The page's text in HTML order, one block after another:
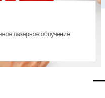
лазерное облучение